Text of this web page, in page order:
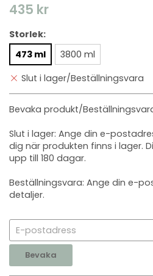
435 kr
Storlek:
473 ml
3800 ml
Slut i lager/Beställningsvara
Bevaka produkt/
Slut i lager: Ange din e-
dig när produkten finns i lager.
upp till 180 dagar.
Beställningsvara: Ange din e-
detaljer.
Bevaka